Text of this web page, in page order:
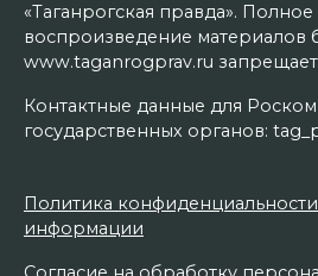
«Таганрогская правда».
воспроизведение материалов
www.taganrogprav.ru
Контактные данные для
государственных органов:
Политика
информации